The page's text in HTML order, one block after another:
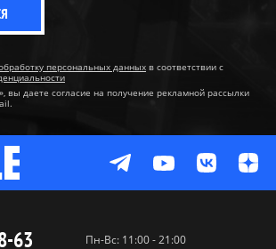
персональных данных в соответствии с
вы даете согласие на получение рекламной рассылки
63 Пн-Вс: 11:00 - 21:00